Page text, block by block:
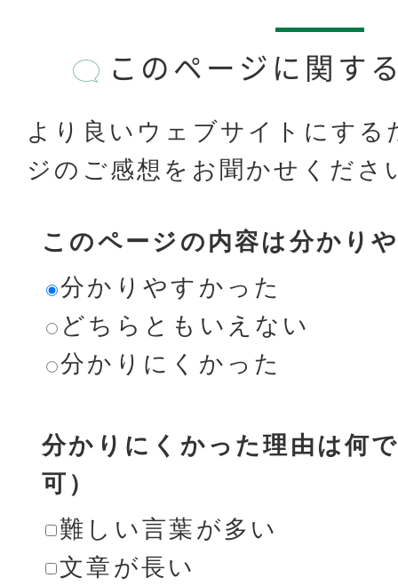
このページに関す
より良いウェブサイトにする
ジのご感想をお聞かせくださ
このページの内容は分かり
分かりやすかった
どちらともいえない
分かりにくかった
分かりにくかった理由は何
可）
難しい言葉が多い
文章が長い